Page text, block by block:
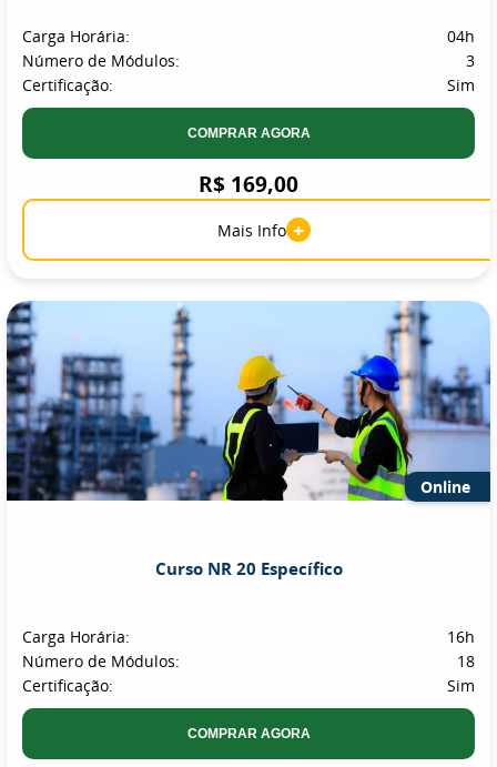
Carga Horária:
04h
Número de Módulos:
3
Certificação:
Sim
COMPRAR AGORA
R$ 169,00
Mais Info +
Online
Curso NR 20 Específico
Carga Horária:
16h
Número de Módulos:
18
Certificação:
Sim
COMPRAR AGORA